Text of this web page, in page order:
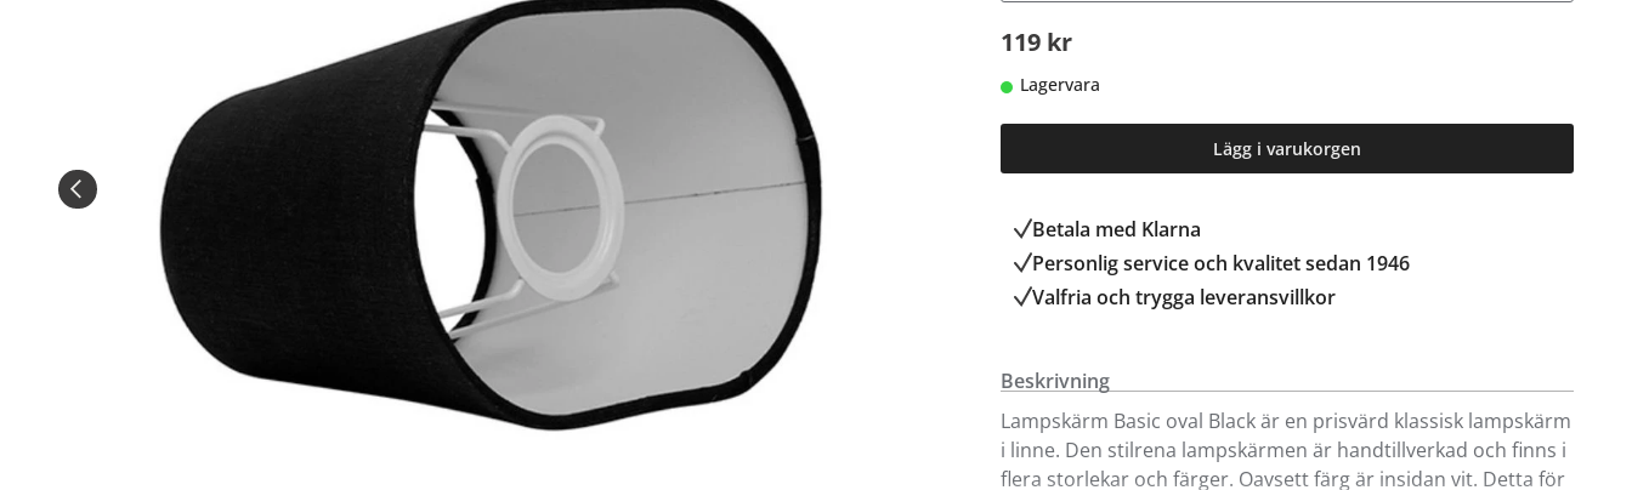
119 kr
Lagervara
Lägg i varukorgen
Betala med Klarna
Personlig service och kvalitet sedan 1946
Valfria och trygga leveransvillkor
Beskrivning
Lampskärm Basic oval Black är en prisvärd klassisk lampskärm
i linne. Den stilrena lampskärmen är handtillverkad och finns i
flera storlekar och färger. Oavsett färg är insidan vit. Detta för